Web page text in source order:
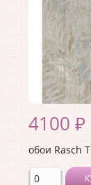
4100 ₽
обои Rasch